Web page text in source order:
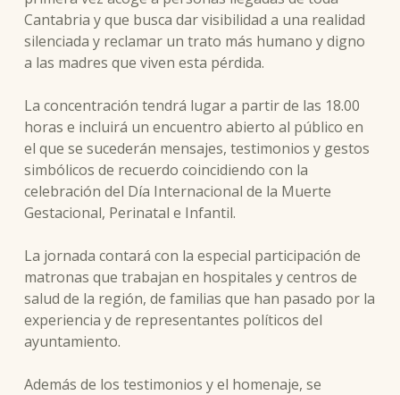
Cantabria y que busca dar visibilidad a una realidad
silenciada y reclamar un trato más humano y digno
a las madres que viven esta pérdida.
La concentración tendrá lugar a partir de las 18.00
horas e incluirá un encuentro abierto al público en
el que se sucederán mensajes, testimonios y gestos
simbólicos de recuerdo coincidiendo con la
celebración del Día Internacional de la Muerte
Gestacional, Perinatal e Infantil.
La jornada contará con la especial participación de
matronas que trabajan en hospitales y centros de
salud de la región, de familias que han pasado por la
experiencia y de representantes políticos del
ayuntamiento.
Además de los testimonios y el homenaje, se